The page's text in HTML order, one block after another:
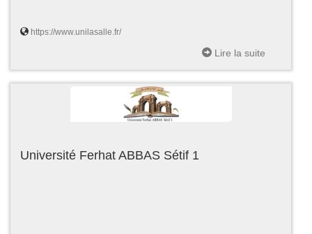
https://www.unilasalle.fr/
Lire la suite
Université Ferhat ABBAS Sétif 1